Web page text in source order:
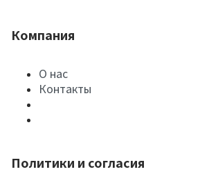
Компания
О нас
Контакты
Политики и согласия